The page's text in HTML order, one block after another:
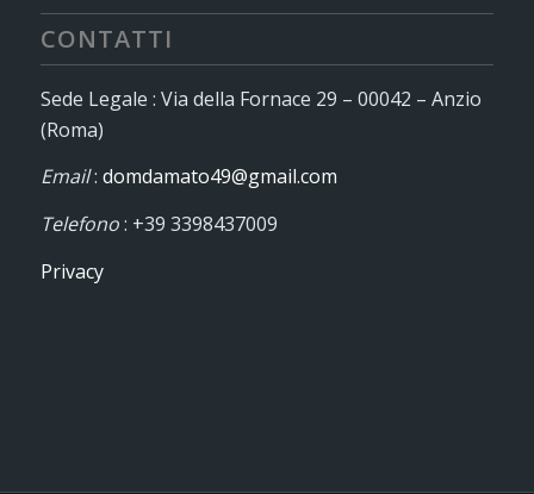
CONTATTI
Sede Legale : Via della Fornace 29 – 00042 – Anzio
(Roma)
Email: domdamato49@gmail.com
Telefono: +39 3398437009
Privacy